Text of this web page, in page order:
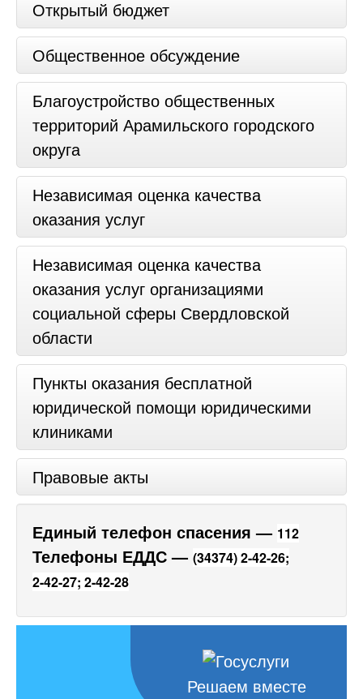
Открытый бюджет
Общественное обсуждение
Благоустройство общественных
территорий Арамильского городского
округа
Независимая оценка качества
оказания услуг
Независимая оценка качества
оказания услуг организациями
социальной сферы Свердловской
области
Пункты оказания бесплатной
юридической помощи юридическими
клиниками
Правовые акты
Единый телефон спасения — 112
Телефоны ЕДДС — (34374) 2-42-26;
2-42-27; 2-42-28
Решаем вместе